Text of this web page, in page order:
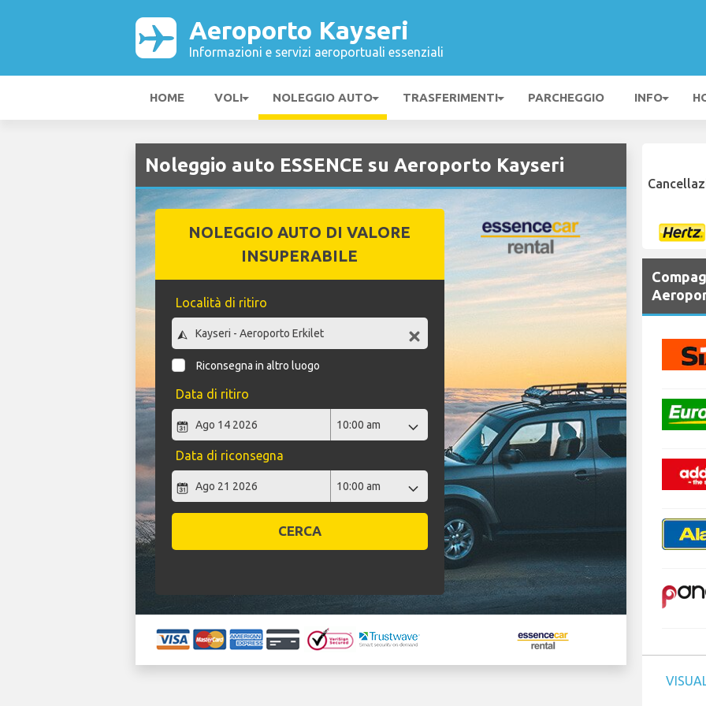
Aeroporto Kayseri
Informazioni e servizi aeroportuali essenziali
HOME VOLI NOLEGGIO AUTO TRASFERIMENTI PARCHEGGIO INFO
Noleggio auto ESSENCE su Aeroporto Kayseri
NOLEGGIO AUTO DI VALORE
INSUPERABILE
Località di ritiro
Riconsegna in altro luogo
Data di ritiro
Data di riconsegna
CERCA